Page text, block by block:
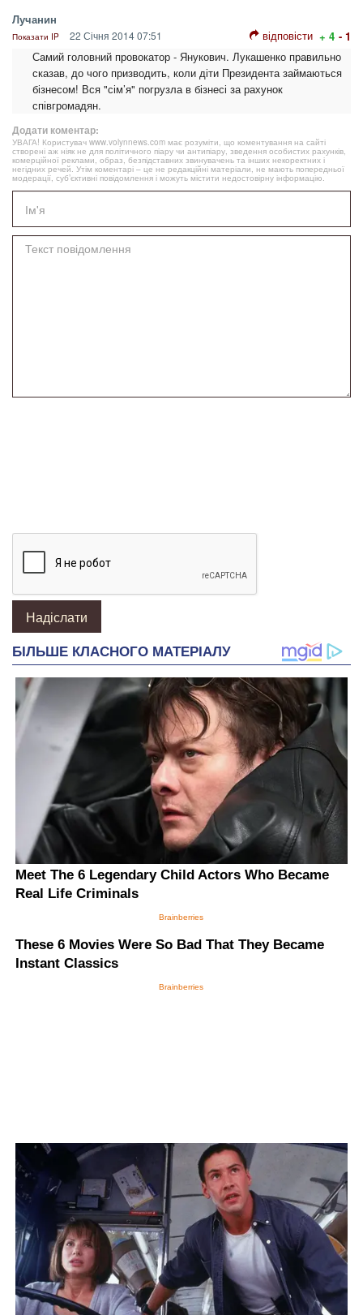
Лучанин
Показати IP 22 Січня 2014 07:51 відповісти + 4 - 1
Самий головний провокатор - Янукович. Лукашенко правильно
сказав, до чого призводить, коли діти Президента займаються
бізнесом! Вся "сім’я" погрузла в бізнесі за рахунок
співгромадян.
Додати коментар:
УВАГА! Користувач www.volynnews.com має розуміти, що коментування на сайті
створені аж ніяк не для політичного піару чи антипіару, зведення особистих рахунків,
комерційної реклами, образ, безпідставних звинувачень та інших некоректних і
негідних речей. Утім коментарі – це не редакційні матеріали, не мають попередньої
модерації, суб’єктивні повідомлення і можуть містити недостовірну інформацію.